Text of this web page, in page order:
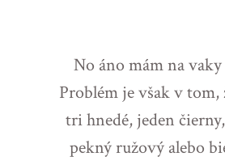
No áno mám na
Problém je však v tom,
tri hnedé, jeden
pekný ružový alebo